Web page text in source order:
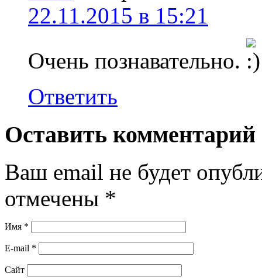
22.11.2015 в 15:21
Очень познавательно.
Ответить
Оставить комментарий
Ваш email не будет
отмечены *
Имя *
E-mail *
Сайт